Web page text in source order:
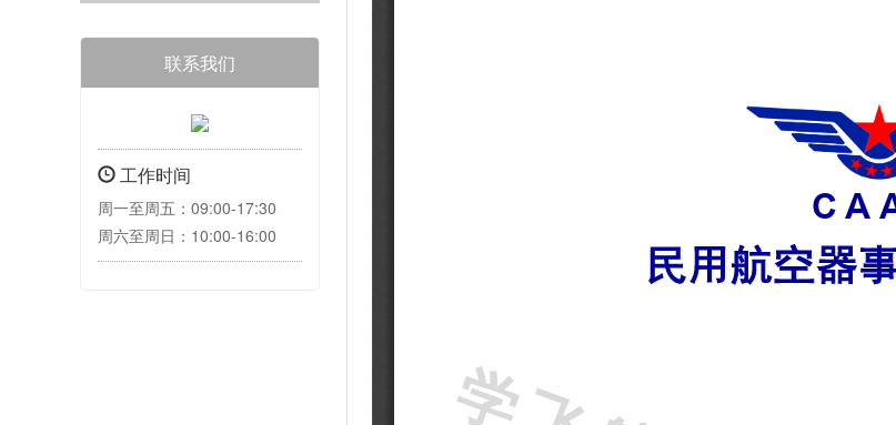
联系我们
工作时间
周一至周五：09:00-17:30
周六至周日：10:00-16:00